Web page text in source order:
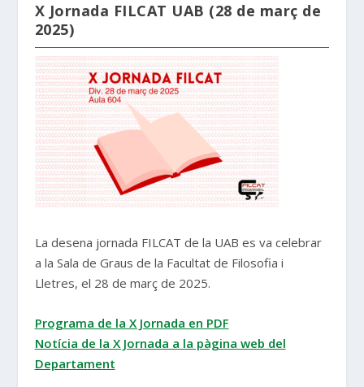
X Jornada FILCAT UAB (28 de març de
2025)
La desena jornada FILCAT de la UAB es va celebrar
a la Sala de Graus de la Facultat de Filosofia i
Lletres, el 28 de març de 2025.
Programa de la X Jornada en PDF
Notícia de la X Jornada a la pàgina web del
Departament